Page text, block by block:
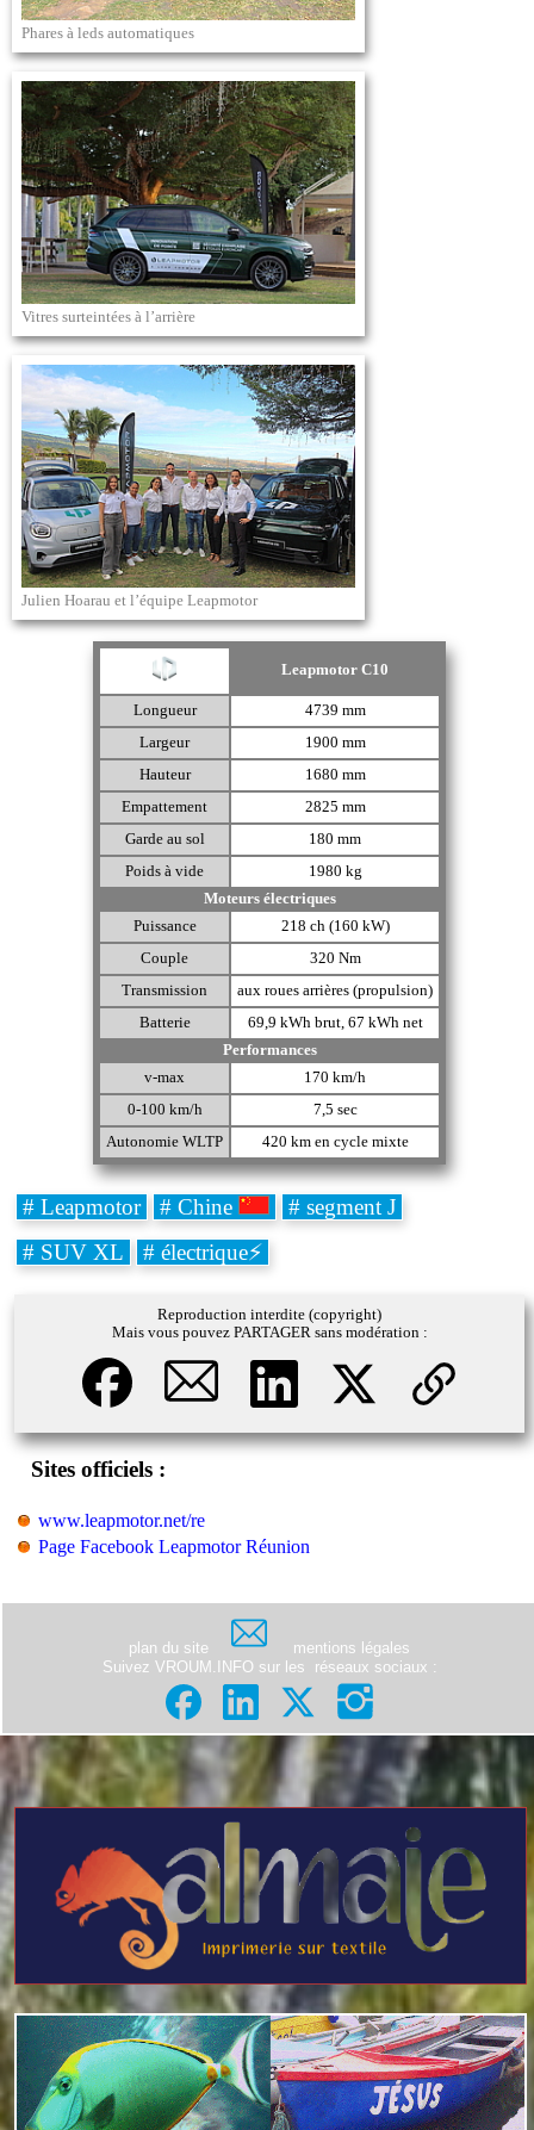
Phares à leds automatiques
Vitres surteintées à l’arrière
Julien Hoarau et l’équipe Leapmotor
Leapmotor C10
Longueur
4739 mm
Largeur
1900 mm
Hauteur
1680 mm
Empattement
2825 mm
Garde au sol
180 mm
Poids à vide
1980 kg
Moteurs électriques
Puissance
218 ch (160 kW)
Couple
320 Nm
Transmission
aux roues arrières (propulsion)
Batterie
69,9 kWh brut, 67 kWh net
Performances
v-max
170 km/h
0-100 km/h
7,5 sec
Autonomie WLTP
420 km en cycle mixte
# Leapmotor # Chine
# segment J
# SUV XL
# électrique⚡
Reproduction interdite (copyright)
Mais vous pouvez PARTAGER sans modération :
Sites officiels :
www.leapmotor.net/re
Page Facebook Leapmotor Réunion
plan du site
mentions légales
Suivez VROUM.INFO sur les
réseaux sociaux :